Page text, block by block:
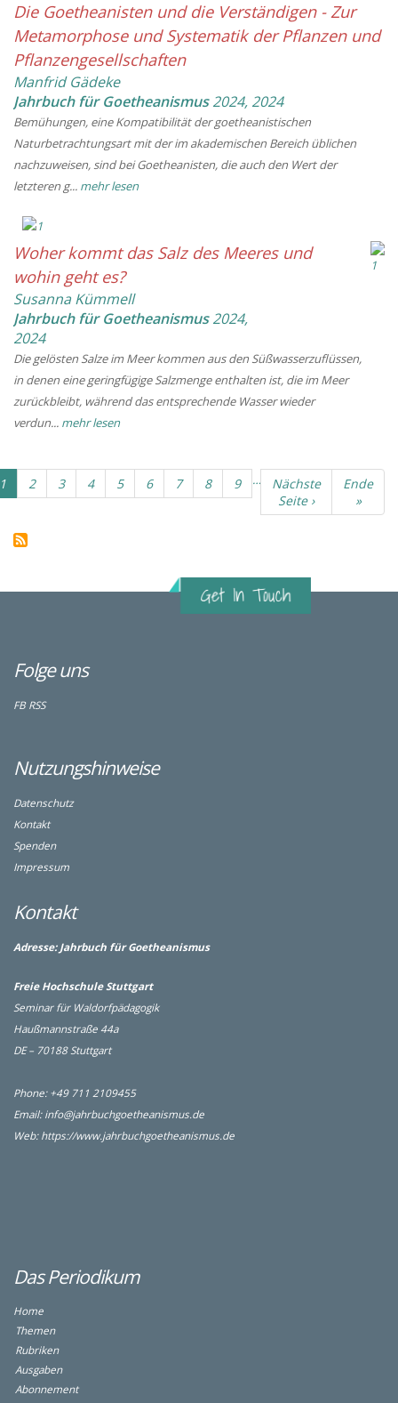
Die Goetheanisten und die Verständigen - Zur
Metamorphose und Systematik der Pflanzen und
Pflanzengesellschaften
Manfrid Gädeke
Jahrbuch für Goetheanismus 2024, 2024
Bemühungen, eine Kompatibilität der goetheanistischen
Naturbetrachtungsart mit der im akademischen Bereich üblichen
nachzuweisen, sind bei Goetheanisten, die auch den Wert der
letzteren g... mehr lesen
Woher kommt das Salz des Meeres und
wohin geht es?
Susanna Kümmell
Jahrbuch für Goetheanismus 2024,
2024
Die gelösten Salze im Meer kommen aus den Süßwasserzuflüssen,
in denen eine geringfügige Salzmenge enthalten ist, die im Meer
zurückbleibt, während das entsprechende Wasser wieder
verdun... mehr lesen
Aktuelle
Seite
1 Seite
2 Seite
3 Seite
4 Seite
5 Seite
6 Seite
7 Seite
8 Seite
9 …
Nächste
Seite
Nächste
Seite ›
Letzte
Seite
Ende
»
Folge uns
FB RSS
Nutzungshinweise
Datenschutz
Kontakt
Spenden
Impressum
Kontakt
Adresse: Jahrbuch für Goetheanismus
Freie Hochschule Stuttgart
Seminar für Waldorfpädagogik
Haußmannstraße 44a
DE – 70188 Stuttgart
Phone: +49 711 2109455
Email:info@jahrbuchgoetheanismus.de
Web:https://www.jahrbuchgoetheanismus.de
Das Periodikum
Home
Themen
Rubriken
Ausgaben
Abonnement